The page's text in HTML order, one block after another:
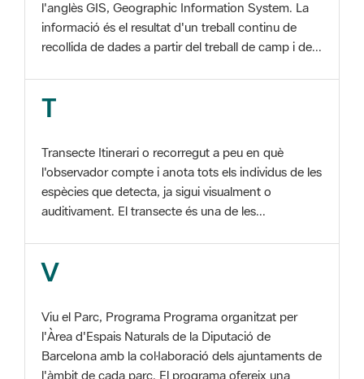
T
auditivament. El transecte és una de les...
V
l'Àrea d'Espais Naturals de la Diputació de
l'àmbit de cada parc. El programa ofereix una
sèrie...